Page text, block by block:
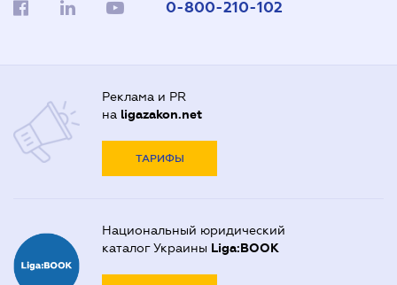
0-800-210-102
Реклама и PR
на ligazakon.net
ТАРИФЫ
Национальный юридический
каталог Украины Liga:BOOK